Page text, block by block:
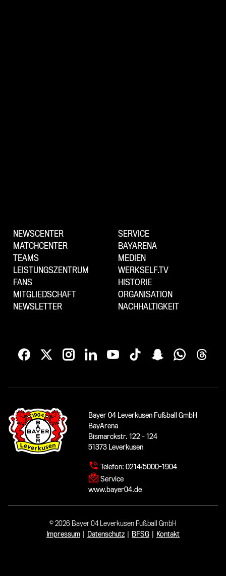
NEWSCENTER
MATCHCENTER
TEAMS
LEISTUNGSZENTRUM
FANS
MITGLIEDSCHAFT
NEWSLETTER
SERVICE
BAYARENA
MEDIEN
WERKSELF.TV
HISTORIE
ORGANISATION
NACHHALTIGKEIT
Bayer 04 Leverkusen Fußball GmbH
BayArena
Bismarckstr. 122 - 124
51373 Leverkusen
Telefon: 0214/5000-1904
Service
www.bayer04.de
© 2026 Bayer 04 Leverkusen Fußball GmbH
Impressum
Datenschutz BFSG Kontakt